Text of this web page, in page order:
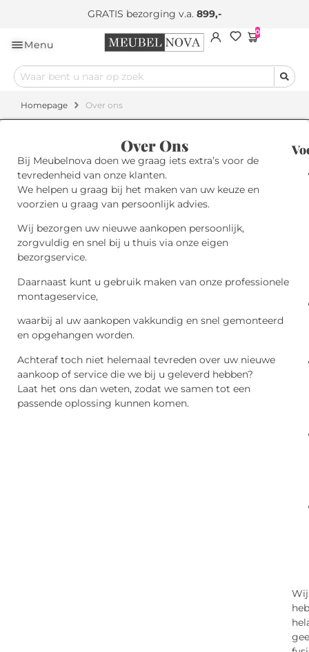
GRATIS bezorging v.a.899,-
Menu
0
Homepage Over ons
Over Ons
Bij Meubelnova doen we graag iets extra’s voor de
tevredenheid van onze klanten.
We helpen u graag bij het maken van uw keuze en
voorzien u graag van persoonlijk advies.
Wij bezorgen uw nieuwe aankopen persoonlijk,
zorgvuldig en snel bij u thuis via onze eigen
bezorgservice.
Daarnaast kunt u gebruik maken van onze professionele
montageservice,
waarbij al uw aankopen vakkundig en snel gemonteerd
en opgehangen worden.
Achteraf toch niet helemaal tevreden over uw nieuwe
aankoop of service die we bij u geleverd hebben?
Laat het ons dan weten, zodat we samen tot een
passende oplossing kunnen komen.
Wij